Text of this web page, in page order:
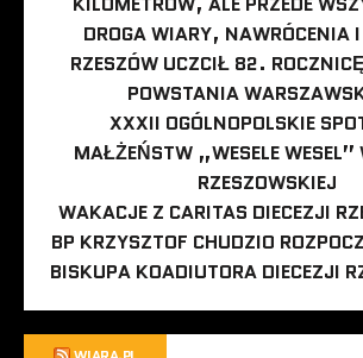
DROGA WIARY, NAWRÓCENIA
RZESZÓW UCZCIŁ 82.
POWSTANIA
XXXII OGÓLNOPOLSKIE
MAŁŻEŃSTW „WESELE WESEL”
RZESZOWSKIEJ
WAKACJE Z CARITAS DIECEZJI
BP KRZYSZTOF CHUDZIO
BISKUPA KOADIUTORA DIECEZJI